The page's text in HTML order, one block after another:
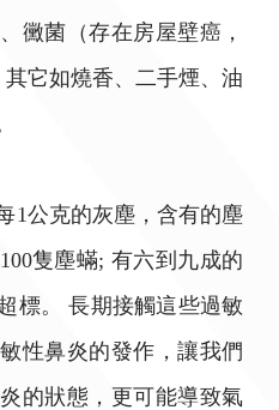
黴菌（存在房屋壁癌，
它如燒香、二手煙、油
1公克的灰塵，含有的塵
隻塵蟎; 有六到九成的
標。 長期接觸這些過敏
性鼻炎的發作，讓我們
的狀態，更可能導致氣